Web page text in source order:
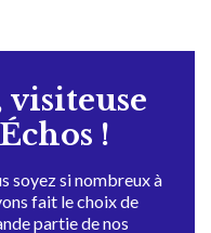
visiteuse
!
soyez si nombreux à
fait le choix de
partie de nos